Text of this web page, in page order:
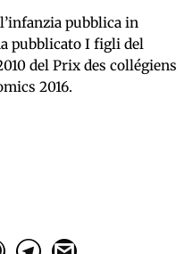
pubblica in
pubblicato I figli del
del Prix des collégiens
2016.